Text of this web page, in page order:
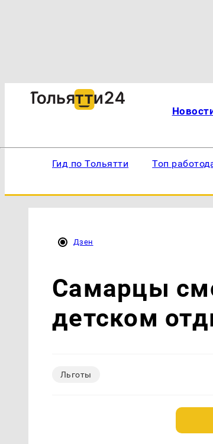
Гид по Тольятти Топ
Дзен
Самарцы
детском
Льготы